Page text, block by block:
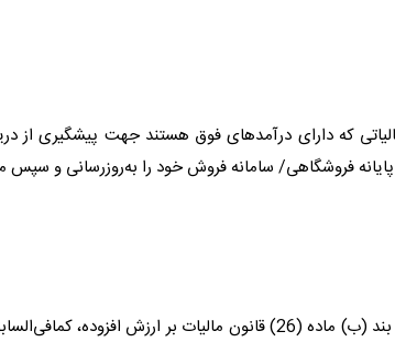
که دارای درآمدهای فوق هستند جهت پیشگیری از
پایانه فروشگاهی/ سامانه فروش خود را به‌روزرسانی و